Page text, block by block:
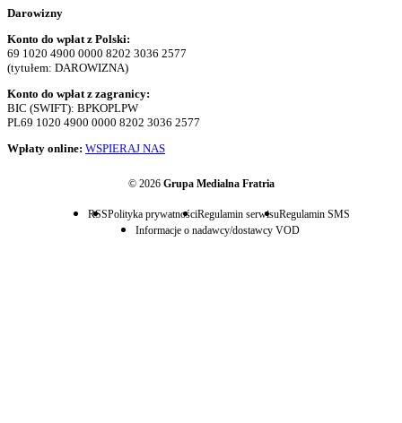
Darowizny
Konto do wpłat z Polski:
69 1020 4900 0000 8202 3036 2577
(tytułem: DAROWIZNA)
Konto do wpłat z zagranicy:
BIC (SWIFT): BPKOPLPW
PL69 1020 4900 0000 8202 3036 2577
Wpłaty online: WSPIERAJ NAS
© 2026 Grupa Medialna Fratria
RSSPolityka prywatnościRegulamin serwisuRegulamin SMS
Informacje o nadawcy/dostawcy VOD